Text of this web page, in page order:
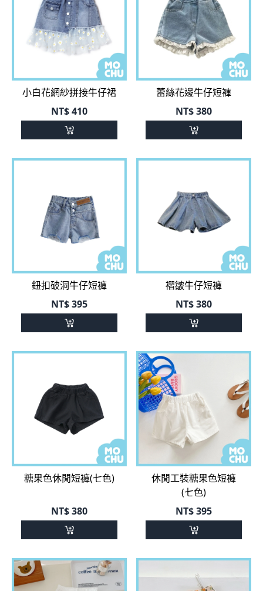
小白花網紗拼接牛仔裙
NT$410
蕾絲花邊牛仔短褲
NT$380
鈕扣破洞牛仔短褲
NT$395
褶皺牛仔短褲
NT$380
糖果色休閒短褲(七色)
NT$380
休閒工裝糖果色短褲
(七色)
NT$395